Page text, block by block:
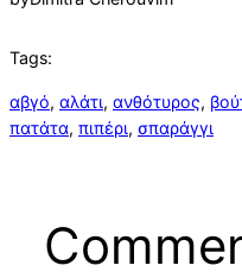
Tags:
αβγό, αλάτι, ανθότυρος,
πατάτα, πιπέρι, σπαράγγι